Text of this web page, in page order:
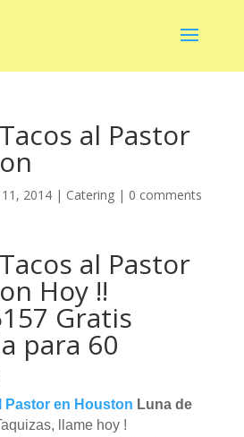
al Pastor
2014| Catering| 0 comments
al Pastor
Hoy !!
Gratis
para 60
Pastor en Houston Luna de
llame hoy !